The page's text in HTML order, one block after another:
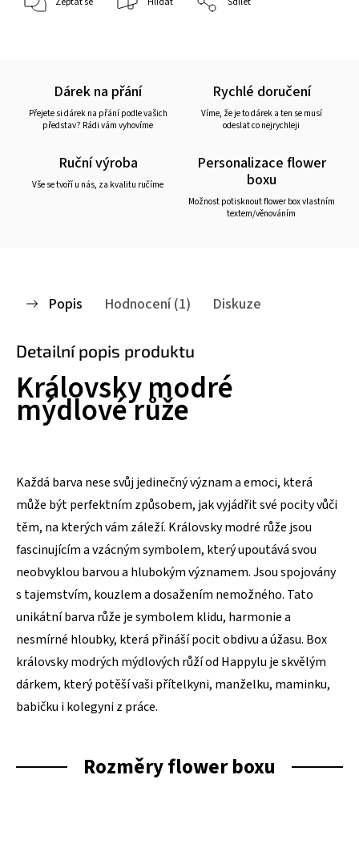
Dárek na přání
Přejete si dárek na přání podle vašich
představ? Rádi vám vyhovíme
Rychlé doručení
Víme, že je to dárek a ten se musí
odeslat co nejrychleji
Ruční výroba
Vše se tvoří u nás, za kvalitu ručíme
Personalizace flower
boxu
Možnost potisknout flower box vlastním
textem/věnováním
Popis Hodnocení (1) Diskuze
Detailní popis produktu
Královsky modré
mýdlové růže
Každá barva nese svůj jedinečný význam a emoci, která
může být perfektním způsobem, jak vyjádřit své pocity vůči
těm, na kterých vám záleží. Královsky modré růže jsou
fascinujícím a vzácným symbolem, který upoutává svou
neobvyklou barvou a hlubokým významem. Jsou spojovány
s tajemstvím, kouzlem a dosažením nemožného. Tato
unikátní barva růže je symbolem klidu, harmonie a
nesmírné hloubky, která přináší pocit obdivu a úžasu. Box
královsky modrých mýdlových růží od Happylu je skvělým
dárkem, který potěší vaši přítelkyni, manželku, maminku,
babičku i kolegyni z práce.
Rozměry flower boxu